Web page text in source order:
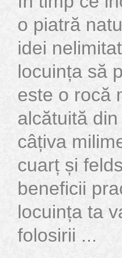
o piatră
idei
locuința să
este o rocă
alcătuită
câțiva
cuarț și
beneficii
locuința ta
folosirii ...